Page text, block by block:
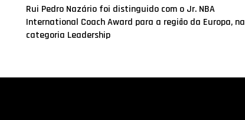
Rui Pedro Nazário foi distinguido com o Jr. NBA
International Coach Award para a região da Europa, na
categoria Leadership